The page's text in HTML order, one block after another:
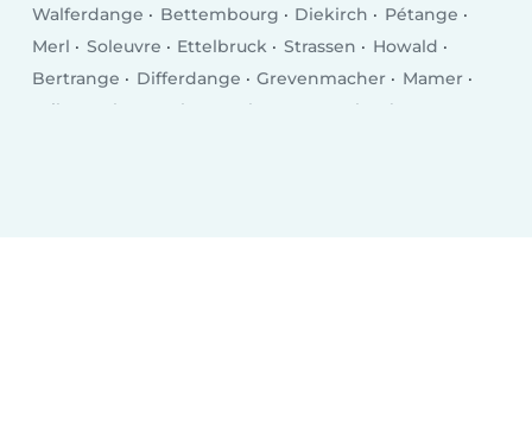
Walferdange
Bettembourg Diekirch
Pétange
Merl
Soleuvre Ettelbruck Strassen
Howald
Bertrange
Differdange Grevenmacher
Mamer
Wiltz
Echternach Bascharage Kayl
Tétange